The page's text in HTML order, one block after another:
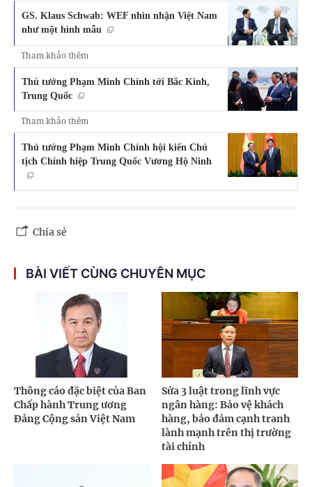
GS. Klaus Schwab: WEF nhìn nhận Việt Nam
như một hình mẫu
Tham khảo thêm
Thủ tướng Phạm Minh Chính tới Bắc Kinh,
Trung Quốc
Tham khảo thêm
Thủ tướng Phạm Minh Chính hội kiến Chủ
tịch Chính hiệp Trung Quốc Vương Hộ Ninh
Chia sẻ
BÀI VIẾT CÙNG CHUYÊN MỤC
Thông cáo đặc biệt của Ban
Chấp hành Trung ương
Đảng Cộng sản Việt Nam
Sửa 3 luật trong lĩnh vực
ngân hàng: Bảo vệ khách
hàng, bảo đảm cạnh tranh
lành mạnh trên thị trường
tài chính